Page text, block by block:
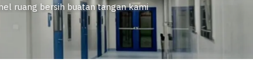
ruang bersih buatan tangan kami